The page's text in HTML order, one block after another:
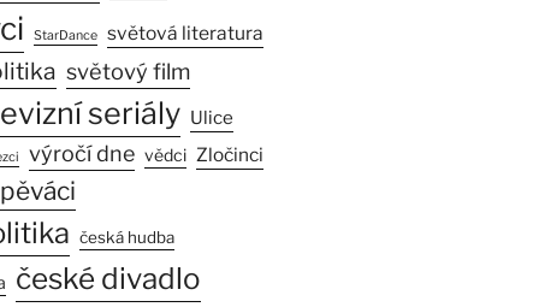
StarDance světová literatura
světový film
seriály Ulice
výročí dne vědci Zločinci
česká hudba
české divadlo